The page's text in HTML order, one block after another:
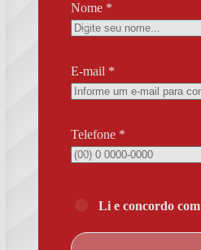
Nome *
E-mail *
Telefone *
Li e concordo